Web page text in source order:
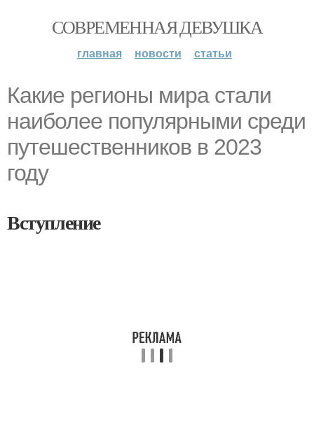
СОВРЕМЕННАЯ ДЕВУШКА
главная новости статьи
Какие регионы мира стали
наиболее популярными среди
путешественников в 2023
году
Вступление